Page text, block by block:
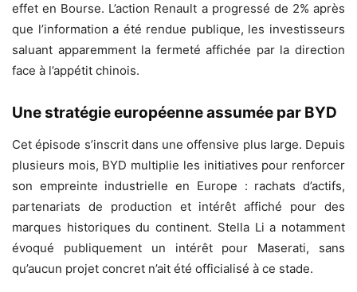
effet en Bourse. L’action Renault a progressé de 2% après
que l’information a été rendue publique, les investisseurs
saluant apparemment la fermeté affichée par la direction
face à l’appétit chinois.
Une stratégie européenne assumée par BYD
Cet épisode s’inscrit dans une offensive plus large. Depuis
plusieurs mois, BYD multiplie les initiatives pour renforcer
son empreinte industrielle en Europe : rachats d’actifs,
partenariats de production et intérêt affiché pour des
marques historiques du continent. Stella Li a notamment
évoqué publiquement un intérêt pour Maserati, sans
qu’aucun projet concret n’ait été officialisé à ce stade.